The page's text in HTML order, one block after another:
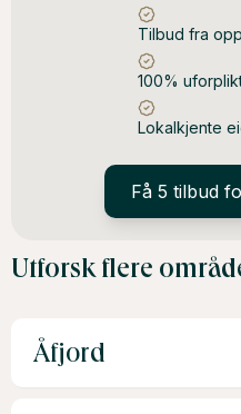
Tilbud fra
100%
Lokalkjente
Få 5 tilbud
Utforsk flere
Åfjord